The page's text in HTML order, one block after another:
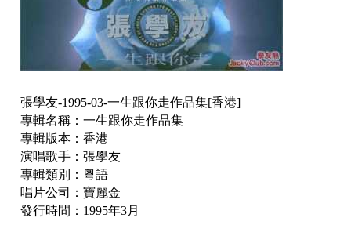
張學友-1995-03-一生跟你走作品集[香港]
專輯名稱：一生跟你走作品集
專輯版本：香港
演唱歌手：張學友
專輯類別：粵語
唱片公司：寶麗金
發行時間：1995年3月